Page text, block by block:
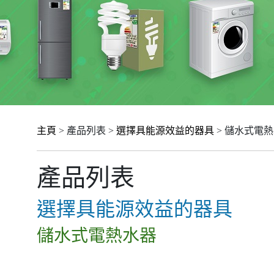
主頁 > 產品列表 > 選擇具能源效益的器具 > 儲水式電
產品列表
選擇具能源效益的器具
儲水式電熱水器